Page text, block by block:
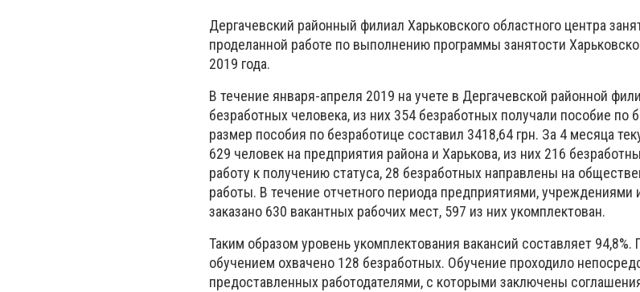
Дергачевский районный филиал Харьковского областного центра
проделанной работе по выполнению программы занятости
2019 года.
В течение января-апреля 2019 на учете в Дергачевской районной
безработных человека, из них 354 безработных получали пособие по
размер пособия по безработице составил 3418,64 грн. За 4 месяца
629 человек на предприятия района и Харькова, из них 216
работу к получению статуса, 28 безработных направлены на
работы. В течение отчетного периода предприятиями, учреждениями
заказано 630 вакантных рабочих мест, 597 из них укомплектован.
Таким образом уровень укомплектования вакансий составляет
обучением охвачено 128 безработных. Обучение проходило
предоставленных работодателями, с которыми заключены